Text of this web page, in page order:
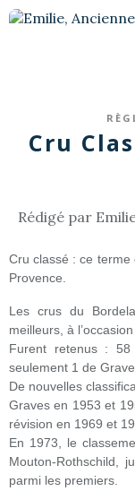
Cru
Rédigé par
Cru classé : ce terme
Provence.
Les crus du
meilleurs, à
Furent retenus :
seulement 1 de
De nouvelles
Graves en 1953 et
révision en 1969 et
En 1973, le
Mouton-Rothschild,
parmi les premiers.